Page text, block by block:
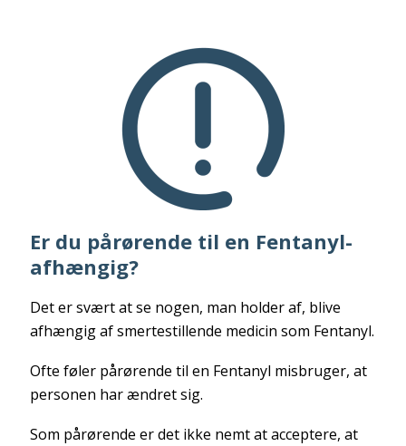
Er du pårørende til en Fentanyl-
afhængig?
Det er svært at se nogen, man holder af, blive
afhængig af smertestillende medicin som Fentanyl.
Ofte føler pårørende til en Fentanyl misbruger, at
personen har ændret sig.
Som pårørende er det ikke nemt at acceptere, at